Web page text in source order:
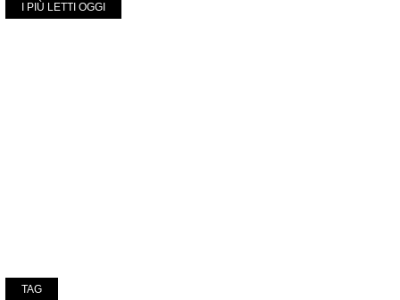
I PIÙ LETTI OGGI
TAG